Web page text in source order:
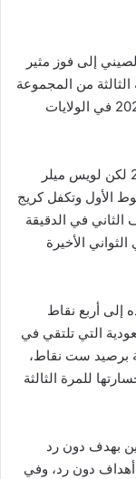
إلى فوز مثير
الثالثة من المجموعة
الثالثة للتصفيات الآسيوية المؤهلة لمونديال 2026 في الولايات
وتقدم وينينج إكزي بهدف للصين في الدقيقة 20 لكن لويس ميلر
الأول وتكفل كريج
في الدقيقة
الأخيرة
إلى أربع نقاط
التي تلتقي في
برصيد ست نقاط،
للمرة الثالثة
بهدف دون رد
أهداف دون رد، وفي